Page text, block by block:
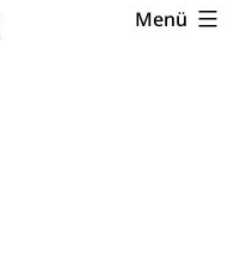
Menü